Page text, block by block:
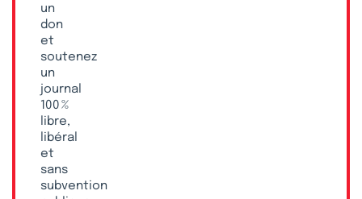
un
don
et
soutenez
un
journal
100 %
libre,
libéral
et
sans
subvention